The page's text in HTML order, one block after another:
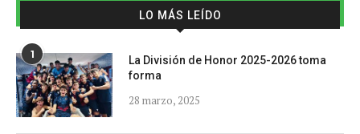
LO MÁS LEÍDO
1
La División de Honor 2025-2026 toma
forma
28 marzo, 2025